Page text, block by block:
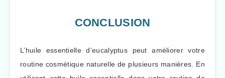
CONCLUSION
L’huile essentielle d’eucalyptus peut améliorer votre
routine cosmétique naturelle de plusieurs manières. En